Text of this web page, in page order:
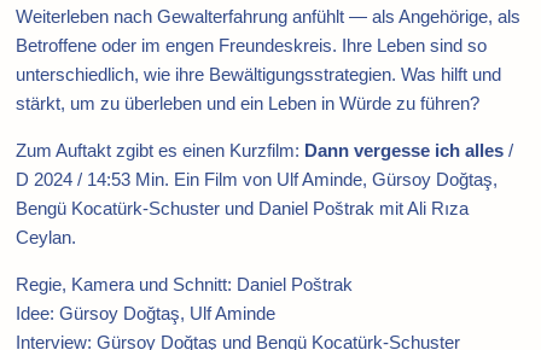
Weiterleben nach Gewalterfahrung anfühlt — als Angehörige, als
Betroffene oder im engen Freundeskreis. Ihre Leben sind so
unterschiedlich, wie ihre Bewältigungsstrategien. Was hilft und
stärkt, um zu überleben und ein Leben in Würde zu führen?
Zum Auftakt zgibt es einen Kurzfilm: Dann vergesse ich alles/
D 2024 / 14:53 Min. Ein Film von Ulf Aminde, Gürsoy Doğtaş,
Bengü Kocatürk-Schuster und Daniel Poštrak mit Ali Rıza
Ceylan.
Regie, Kamera und Schnitt: Daniel Poštrak
Idee: Gürsoy Doğtaş, Ulf Aminde
Interview: Gürsoy Doğtaş und Bengü Kocatürk-Schuster